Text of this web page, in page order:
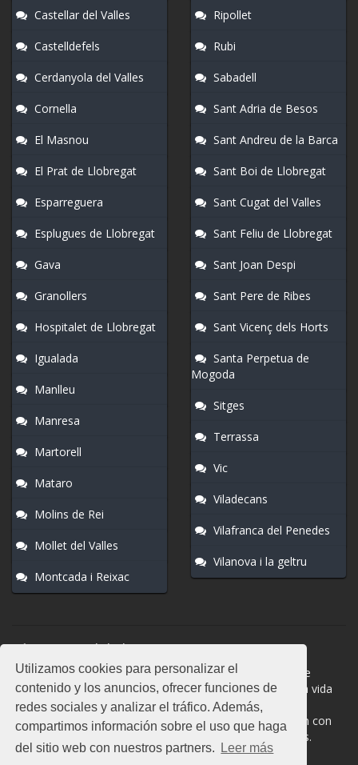
Utilizamos cookies para personalizar el
contenido y los anuncios, ofrecer funciones de
redes sociales y analizar el tráfico. Además,
compartimos información sobre el uso que haga
del sitio web con nuestros partners.
Leer más
Castellar del Valles
Castelldefels
Cerdanyola del Valles
Cornella
El Masnou
El Prat de Llobregat
Esparreguera
Esplugues de Llobregat
Gava
Granollers
Hospitalet de Llobregat
Igualada
Manlleu
Manresa
Martorell
Mataro
Molins de Rei
Mollet del Valles
Montcada i Reixac
Ripollet
Rubi
Sabadell
Sant Adria de Besos
Sant Andreu de la Barca
Sant Boi de Llobregat
Sant Cugat del Valles
Sant Feliu de Llobregat
Sant Joan Despi
Sant Pere de Ribes
Sant Vicenç dels Horts
Santa Perpetua de
Mogoda
Sitges
Terrassa
Vic
Viladecans
Vilafranca del Penedes
Vilanova i la geltru
Normas del chat
#Mollet del Valles es una sala donde participan cientos de
personas. Mantén la educación y compórtate como en la vida
real. La privacidad de los usuarios es muy importante, no
facilites información de terceros. Todas las salas cuentan con
moderadores a los que puedes dirigirte en caso de dudas.